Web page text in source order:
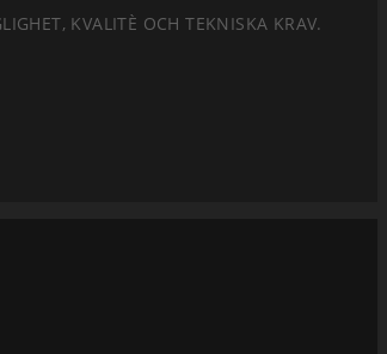
KVALITÈ OCH TEKNISKA KRAV.